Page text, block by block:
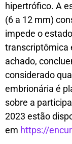
hipertrófico. A
(6 a 12 mm)
impede o
transcriptômica
achado,
considerado
embrionária é
sobre a
2023 estão
em https://